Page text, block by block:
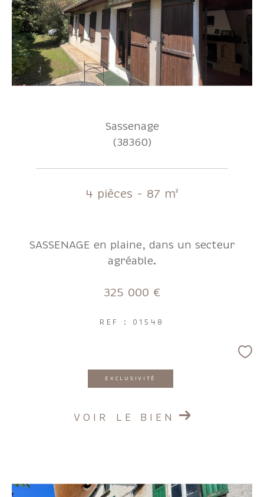
Sassenage
(38360)
4 pièces - 87 m²
SASSENAGE en plaine, dans un secteur
agréable.
325 000 €
REF : 01548
EXCLUSIVITÉ
VOIR LE BIEN